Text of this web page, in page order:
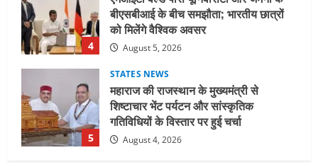
5
STATES NEWS
महाराज की राजस्थान के मुख्यमंत्री से
शिष्टाचार भेंट पर्यटन और सांस्कृतिक
गतिविधियों के विस्तार पर हुई चर्चा
August 4, 2026
UTTARAKHAND NEWS
जिलाधिकारी/जिला निर्वाचन अधिकारी ने
सहसपुर विधानसभा क्षेत्र के पोलिंग बूथों का
निरीक्षण कर एसआईआर आपत्ति निस्तारण